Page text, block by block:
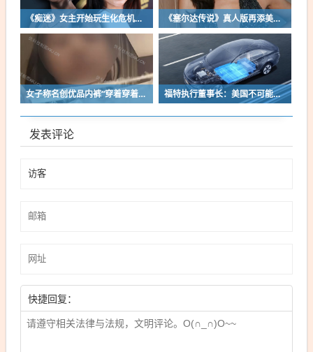
《痴迷》女主开始玩生化危机了！自曝有参演机会 《塞尔达传说》真人版再添美女！曾出演冯小刚电影
女子称名创优品内裤“穿着穿着掉了”让其颜面尽失 品牌方客服回应：已启动紧急调查 福特执行董事长：美国不可能永远把中国车企挡在门外 进来也有信心击败
发表评论
快捷回复：